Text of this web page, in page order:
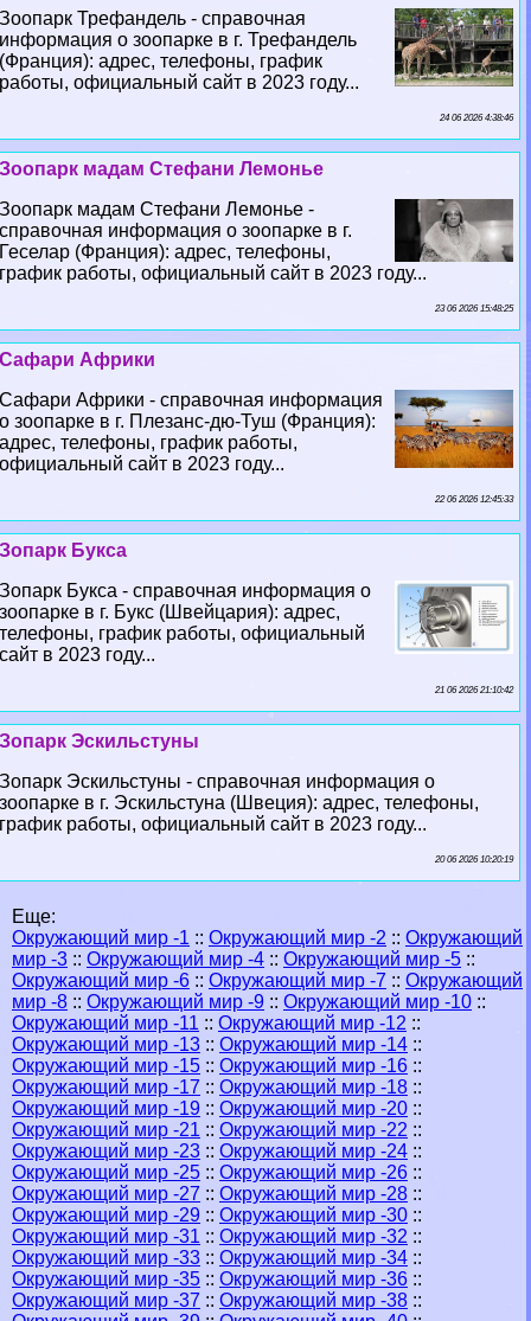
Зоопарк Трефандель - справочная
информация о зоопарке в г. Трефандель
(Франция): адрес, телефоны, график
работы, официальный сайт в 2023 году...
24 06 2026 4:38:46
Зоопарк мадам Стефани Лемонье
Зоопарк мадам Стефани Лемонье -
справочная информация о зоопарке в г.
Геселар (Франция): адрес, телефоны,
график работы, официальный сайт в 2023 году...
23 06 2026 15:48:25
Сафари Африки
Сафари Африки - справочная информация
о зоопарке в г. Плезанс-дю-Туш (Франция):
адрес, телефоны, график работы,
официальный сайт в 2023 году...
22 06 2026 12:45:33
Зопарк Букса
Зопарк Букса - справочная информация о
зоопарке в г. Букс (Швейцария): адрес,
телефоны, график работы, официальный
сайт в 2023 году...
21 06 2026 21:10:42
Зопарк Эскильстуны
Зопарк Эскильстуны - справочная информация о
зоопарке в г. Эскильстуна (Швеция): адрес, телефоны,
график работы, официальный сайт в 2023 году...
20 06 2026 10:20:19
Еще:
Окружающий мир -1 :: Окружающий мир -2 :: Окружающий
мир -3 :: Окружающий мир -4 :: Окружающий мир -5 ::
Окружающий мир -6 :: Окружающий мир -7 :: Окружающий
мир -8 :: Окружающий мир -9 :: Окружающий мир -10 ::
Окружающий мир -11 :: Окружающий мир -12 ::
Окружающий мир -13 :: Окружающий мир -14 ::
Окружающий мир -15 :: Окружающий мир -16 ::
Окружающий мир -17 :: Окружающий мир -18 ::
Окружающий мир -19 :: Окружающий мир -20 ::
Окружающий мир -21 :: Окружающий мир -22 ::
Окружающий мир -23 :: Окружающий мир -24 ::
Окружающий мир -25 :: Окружающий мир -26 ::
Окружающий мир -27 :: Окружающий мир -28 ::
Окружающий мир -29 :: Окружающий мир -30 ::
Окружающий мир -31 :: Окружающий мир -32 ::
Окружающий мир -33 :: Окружающий мир -34 ::
Окружающий мир -35 :: Окружающий мир -36 ::
Окружающий мир -37 :: Окружающий мир -38 ::